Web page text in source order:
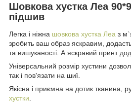
Шовкова хустка Леа
підшив
Легка і ніжна шовкова хустка Леа з
зробить ваш образ яскравим,
та вишуканості. А яскравий принт
Універсальний розмір хустини
так і пов'язати на шиї.
Якісна і приємна на дотик тканина,
хустки.